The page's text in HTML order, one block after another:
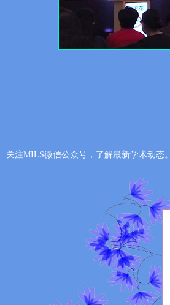
关注MILS微信公众号，了解最新学术动态